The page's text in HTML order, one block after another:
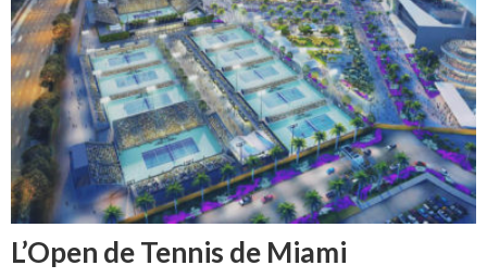
L’Open de Tennis de Miami